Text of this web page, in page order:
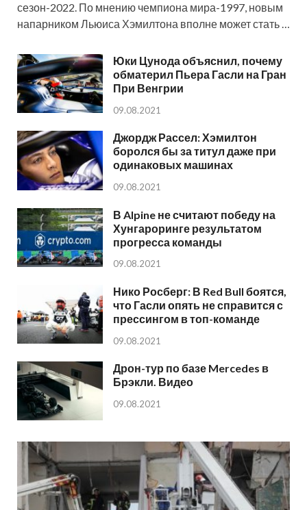
сезон-2022. По мнению чемпиона мира-1997, новым
напарником Льюиса Хэмилтона вполне может стать …
Юки Цунода объяснил, почему
обматерил Пьера Гасли на Гран
При Венгрии
09.08.2021
Джордж Рассел: Хэмилтон
боролся бы за титул даже при
одинаковых машинах
09.08.2021
В Alpine не считают победу на
Хунгароринге результатом
прогресса команды
09.08.2021
Нико Росберг: В Red Bull боятся,
что Гасли опять не справится с
прессингом в топ-команде
09.08.2021
Дрон-тур по базе Mercedes в
Брэкли. Видео
09.08.2021